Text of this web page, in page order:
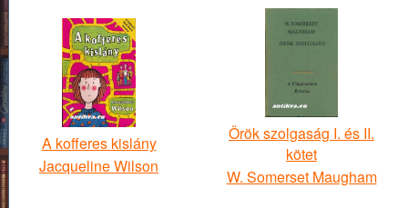
A kofferes kislány
Jacqueline Wilson
Örök szolgaság I. és II.
kötet
W. Somerset Maugham